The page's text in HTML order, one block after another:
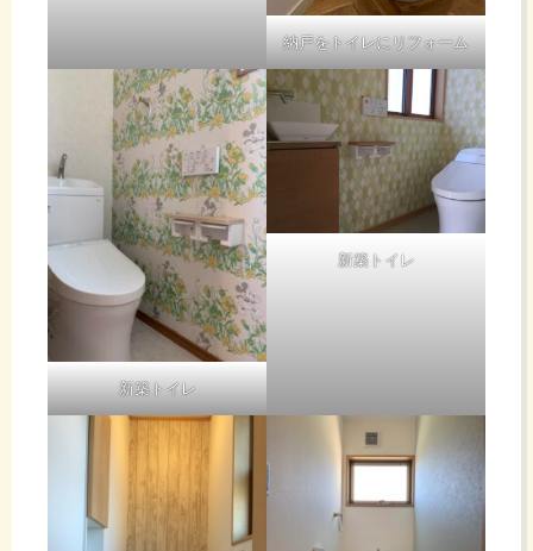
納戸をトイレにリフォーム
新築トイレ
新築トイレ